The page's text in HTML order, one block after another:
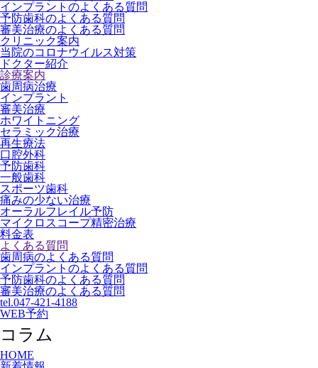
インプラントのよくある質問
予防歯科のよくある質問
審美治療のよくある質問
クリニック案内
当院のコロナウイルス対策
ドクター紹介
診療案内
歯周病治療
インプラント
審美治療
ホワイトニング
セラミック治療
再生療法
口腔外科
予防歯科
一般歯科
スポーツ歯科
痛みの少ない治療
オーラルフレイル予防
マイクロスコープ精密治療
料金表
よくある質問
歯周病のよくある質問
インプラントのよくある質問
予防歯科のよくある質問
審美治療のよくある質問
tel.047-421-4188
WEB予約
コラム
HOME